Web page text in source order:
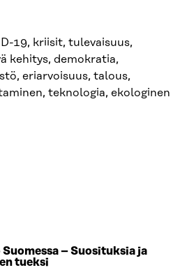
19, kriisit, tulevaisuus,
kehitys, demokratia,
eriarvoisuus, talous,
teknologia, ekologinen
– Suosituksia ja
tueksi